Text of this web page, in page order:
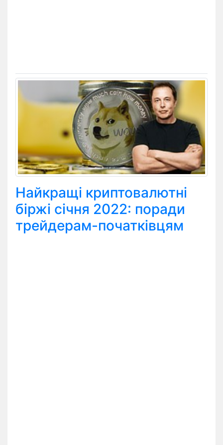
Найкращі криптовалютні
біржі січня 2022: поради
трейдерам-початківцям